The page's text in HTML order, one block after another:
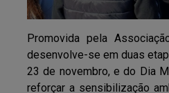
Promovida pela
desenvolve-se em duas
23 de novembro, e do Dia
reforçar a sensibilização